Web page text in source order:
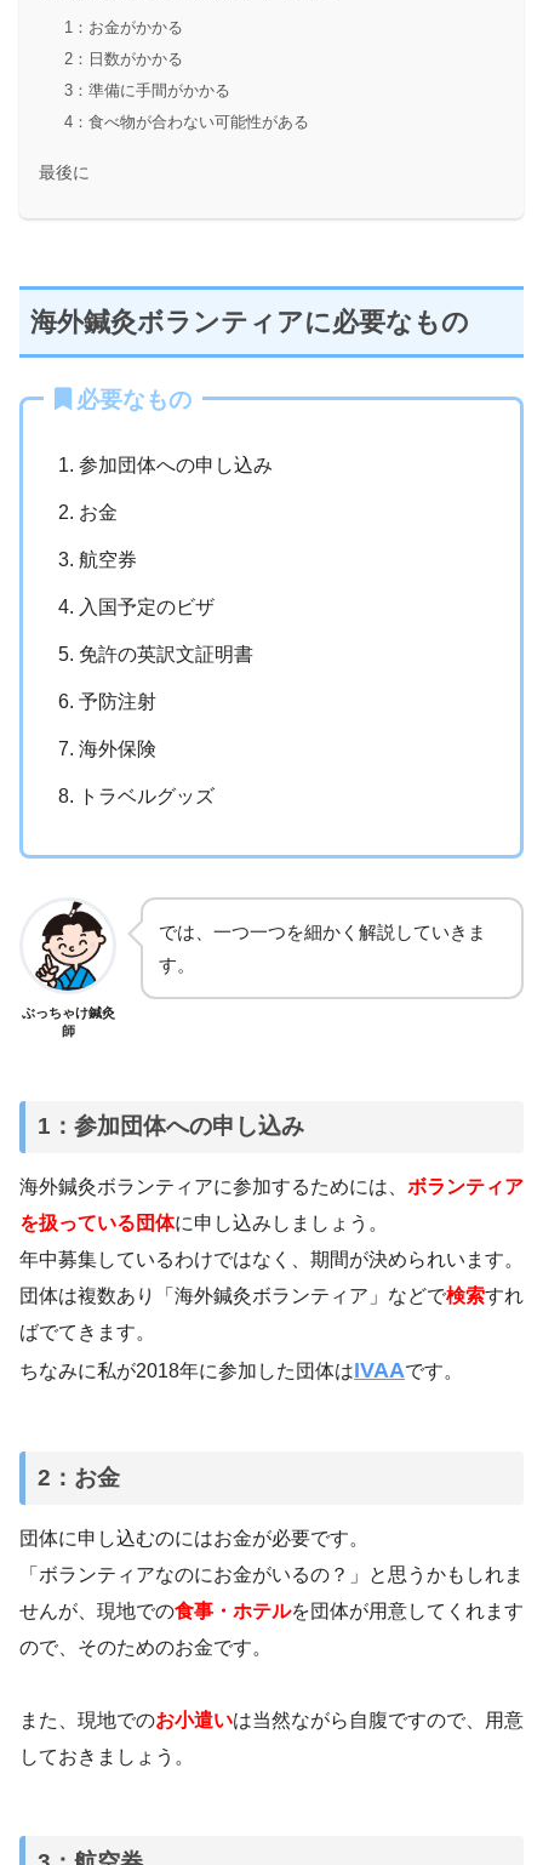
1：お金がかかる
2：日数がかかる
3：準備に手間がかかる
4：食べ物が合わない可能性がある
最後に
海外鍼灸ボランティアに必要なもの
必要なもの
参加団体への申し込み
お金
航空券
入国予定のビザ
免許の英訳文証明書
予防注射
海外保険
トラベルグッズ
ぶっちゃけ鍼灸
師
では、一つ一つを細かく解説していきま
す。
1：参加団体への申し込み
海外鍼灸ボランティアに参加するためには、 ボランティア
を扱っている団体に申し込みしましょう。
年中募集しているわけではなく、期間が決められいます。
団体は複数あり「海外鍼灸ボランティア」などで検索すれ
ばでてきます。
ちなみに私が2018年に参加した団体はIVAAです。
2：お金
団体に申し込むのにはお金が必要です。
「ボランティアなのにお金がいるの？」と思うかもしれま
せんが、現地での食事・ホテルを団体が用意してくれます
ので、そのためのお金です。
また、現地でのお小遣いは当然ながら自腹ですので、用意
しておきましょう。